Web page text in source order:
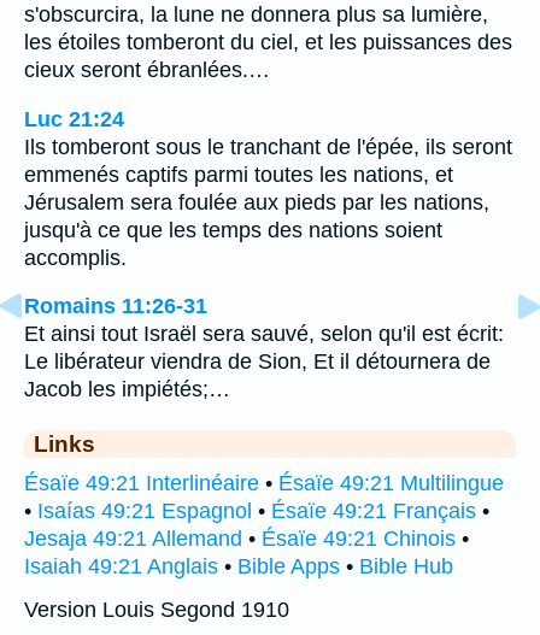
s'obscurcira, la lune ne donnera plus sa lumière,
les étoiles tomberont du ciel, et les puissances des
cieux seront ébranlées.…
Luc 21:24
Ils tomberont sous le tranchant de l'épée, ils seront
emmenés captifs parmi toutes les nations, et
Jérusalem sera foulée aux pieds par les nations,
jusqu'à ce que les temps des nations soient
accomplis.
Romains 11:26-31
Et ainsi tout Israël sera sauvé, selon qu'il est écrit:
Le libérateur viendra de Sion, Et il détournera de
Jacob les impiétés;…
Links
Ésaïe 49:21 Interlinéaire • Ésaïe 49:21 Multilingue
• Isaías 49:21 Espagnol • Ésaïe 49:21 Français •
Jesaja 49:21 Allemand • Ésaïe 49:21 Chinois •
Isaiah 49:21 Anglais • Bible Apps • Bible Hub
Version Louis Segond 1910